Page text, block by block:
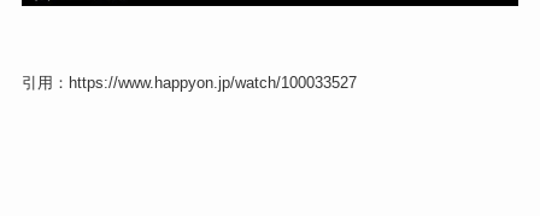
引用：https://www.happyon.jp/watch/100033527